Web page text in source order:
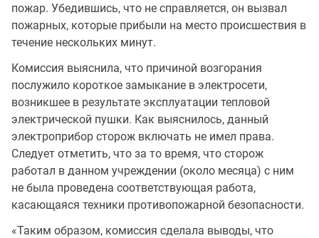
пожар. Убедившись, что не справляется, он вызвал
пожарных, которые прибыли на место происшествия в
течение нескольких минут.
Комиссия выяснила, что причиной возгорания
послужило короткое замыкание в электросети,
возникшее в результате эксплуатации тепловой
электрической пушки. Как выяснилось, данный
электроприбор сторож включать не имел права.
Следует отметить, что за то время, что сторож
работал в данном учреждении (около месяца) с ним
не была проведена соответствующая работа,
касающаяся техники противопожарной безопасности.
«Таким образом, комиссия сделала выводы, что